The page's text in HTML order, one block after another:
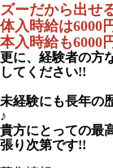
ズーだから出
体入時給は6000
本入時給も6000
更に、経験者の方
してください!!
未経験にも長年の
♪
貴方にとっての最
張り次第です!!